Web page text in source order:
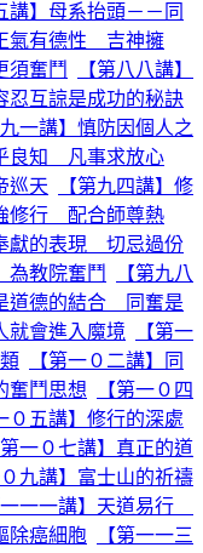
講】母系抬頭－－同
氣有德性 吉神擁
須奮鬥
【第八八講】
忍互諒是成功的秘訣
九一講】慎防因個人之
良知 凡事求放心
巡天
【第九四講】修
修行 配合師尊熱
獻的表現 切忌過份
為教院奮鬥
【第九八
道德的結合 同奮是
就會進入魔境
【第一
【第一０二講】同
奮鬥思想
【第一０四
０五講】修行的深處
第一０七講】真正的道
０九講】富士山的祈禱
一一一講】天道易行
除癌細胞
【第一一三